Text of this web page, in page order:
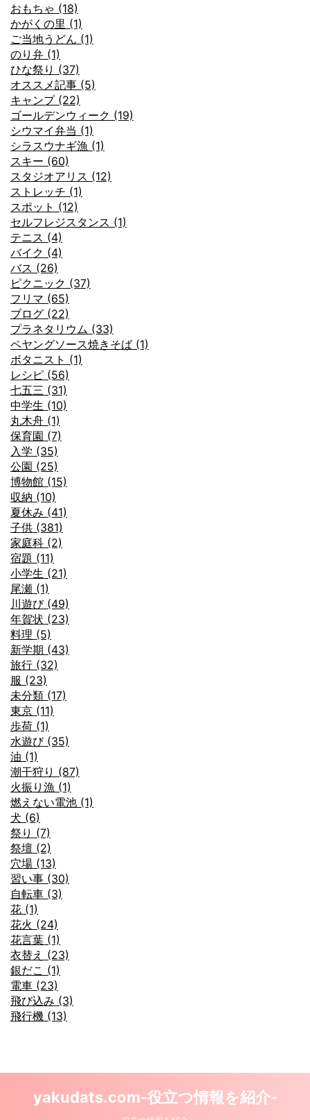
おもちゃ (18)
かがくの里 (1)
ご当地うどん (1)
のり弁 (1)
ひな祭り (37)
オススメ記事 (5)
キャンプ (22)
ゴールデンウィーク (19)
シウマイ弁当 (1)
シラスウナギ漁 (1)
スキー (60)
スタジオアリス (12)
ストレッチ (1)
スポット (12)
セルフレジスタンス (1)
テニス (4)
バイク (4)
バス (26)
ピクニック (37)
フリマ (65)
ブログ (22)
プラネタリウム (33)
ペヤングソース焼きそば (1)
ボタニスト (1)
レシピ (56)
七五三 (31)
中学生 (10)
丸木舟 (1)
保育園 (7)
入学 (35)
公園 (25)
博物館 (15)
収納 (10)
夏休み (41)
子供 (381)
家庭科 (2)
宿題 (11)
小学生 (21)
尾瀬 (1)
川遊び (49)
年賀状 (23)
料理 (5)
新学期 (43)
旅行 (32)
服 (23)
未分類 (17)
東京 (11)
歩荷 (1)
水遊び (35)
油 (1)
潮干狩り (87)
火振り漁 (1)
燃えない電池 (1)
犬 (6)
祭り (7)
祭壇 (2)
穴場 (13)
習い事 (30)
自転車 (3)
花 (1)
花火 (24)
花言葉 (1)
衣替え (23)
銀だこ (1)
電車 (23)
飛び込み (3)
飛行機 (13)
yakudats.com-役立つ情報を紹介-